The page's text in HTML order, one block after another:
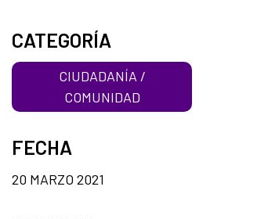
CATEGORÍA
CIUDADANÍA /
COMUNIDAD
FECHA
20 MARZO 2021